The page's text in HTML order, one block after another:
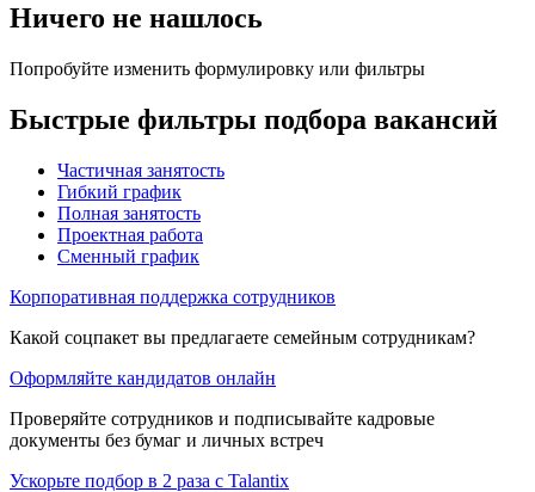
Ничего не нашлось
Попробуйте изменить формулировку или фильтры
Быстрые фильтры подбора вакансий
Частичная занятость
Гибкий график
Полная занятость
Проектная работа
Сменный график
Корпоративная поддержка сотрудников
Какой соцпакет вы предлагаете семейным сотрудникам?
Оформляйте кандидатов онлайн
Проверяйте сотрудников и подписывайте кадровые
документы без бумаг и личных встреч
Ускорьте подбор в 2 раза с Talantix